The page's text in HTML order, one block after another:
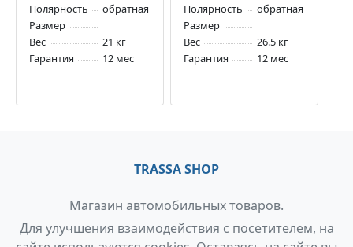
Полярность
обратная
Размер
Вес
21 кг
Гарантия
12 мес
Полярность
обратная
Размер
Вес
26.5 кг
Гарантия
12 мес
TRASSA SHOP
Магазин автомобильных товаров.
Для улучшения взаимодействия с посетителем, на